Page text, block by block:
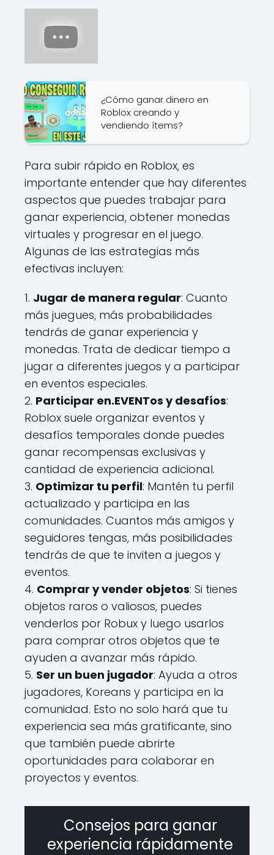
¿Cómo ganar dinero en
Roblox creando y
vendiendo ítems?
Para subir rápido en Roblox, es
importante entender que hay diferentes
aspectos que puedes trabajar para
ganar experiencia, obtener monedas
virtuales y progresar en el juego.
Algunas de las estrategias más
efectivas incluyen:
1. Jugar de manera regular: Cuanto
más juegues, más probabilidades
tendrás de ganar experiencia y
monedas. Trata de dedicar tiempo a
jugar a diferentes juegos y a participar
en eventos especiales.
2. Participar en.EVENTos y desafíos:
Roblox suele organizar eventos y
desafíos temporales donde puedes
ganar recompensas exclusivas y
cantidad de experiencia adicional.
3. Optimizar tu perfil: Mantén tu perfil
actualizado y participa en las
comunidades. Cuantos más amigos y
seguidores tengas, más posibilidades
tendrás de que te inviten a juegos y
eventos.
4. Comprar y vender objetos: Si tienes
objetos raros o valiosos, puedes
venderlos por Robux y luego usarlos
para comprar otros objetos que te
ayuden a avanzar más rápido.
5. Ser un buen jugador: Ayuda a otros
jugadores, Koreans y participa en la
comunidad. Esto no solo hará que tu
experiencia sea más gratificante, sino
que también puede abrirte
oportunidades para colaborar en
proyectos y eventos.
Consejos para ganar
experiencia rápidamente